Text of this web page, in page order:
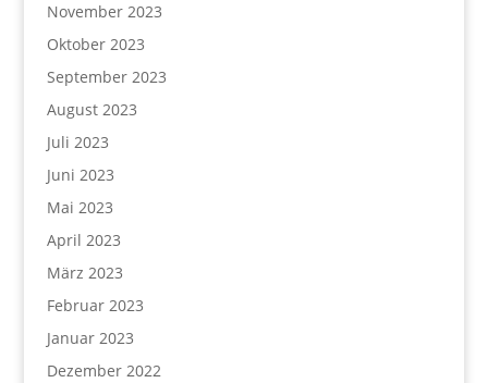
November 2023
Oktober 2023
September 2023
August 2023
Juli 2023
Juni 2023
Mai 2023
April 2023
März 2023
Februar 2023
Januar 2023
Dezember 2022